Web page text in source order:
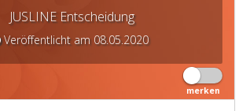
JUSLINE Entscheidung
Veröffentlicht am 08.05.2020
merken